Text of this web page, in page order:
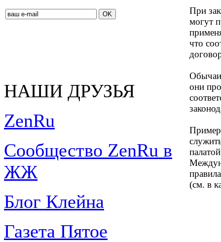
НАШИ ДРУЗЬЯ
ZenRu
Сообщество ZenRu в
ЖЖ
Блог Клейна
Газета Пятое
При
могут
что
Обычаи
они
(см. в